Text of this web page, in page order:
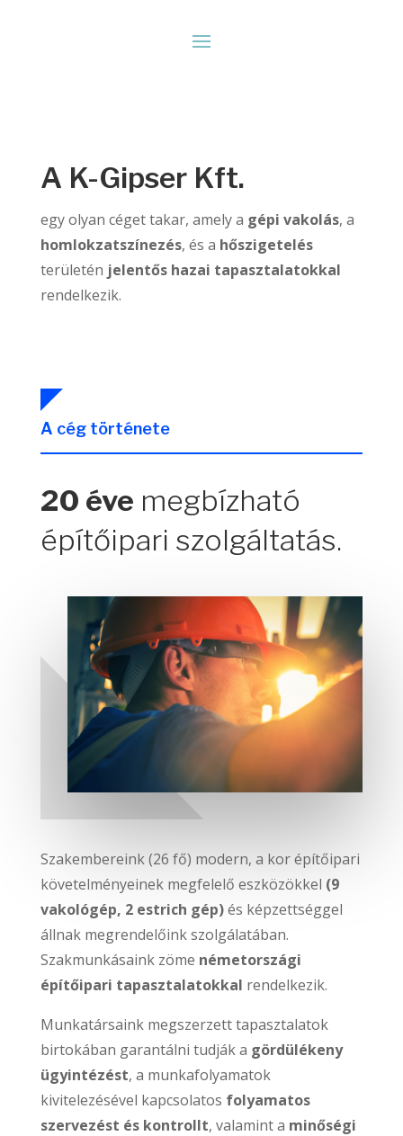
A K-Gipser Kft.
egy olyan céget takar, amely a gépi vakolás, a
homlokzatszínezés, és a hőszigetelés
területén jelentős hazai tapasztalatokkal
rendelkezik.
A cég története
20 éve megbízható
építőipari szolgáltatás.
Szakembereink (26 fő) modern, a kor építőipari
követelményeinek megfelelő eszközökkel (9
vakológép, 2 estrich gép)és képzettséggel
állnak megrendelőink szolgálatában.
Szakmunkásaink zöme németországi
építőipari tapasztalatokkal rendelkezik.
Munkatársaink megszerzett tapasztalatok
birtokában garantálni tudják a gördülékeny
ügyintézést, a munkafolyamatok
kivitelezésével kapcsolatos folyamatos
szervezést és kontrollt, valamint a minőségi